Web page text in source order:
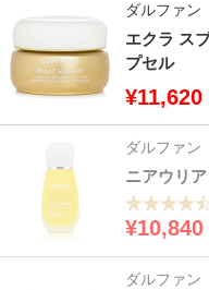
ダルファン
エクラ ス
プセル
¥11,620
ダルファン
ニアウリ
¥10,840
ダルファン